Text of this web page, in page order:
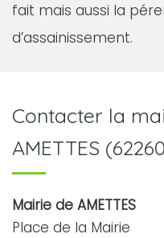
fait mais aussi la
d’assainissement.
Contacter la
AMETTES
Mairie de AMETTES
Place de la Mairie